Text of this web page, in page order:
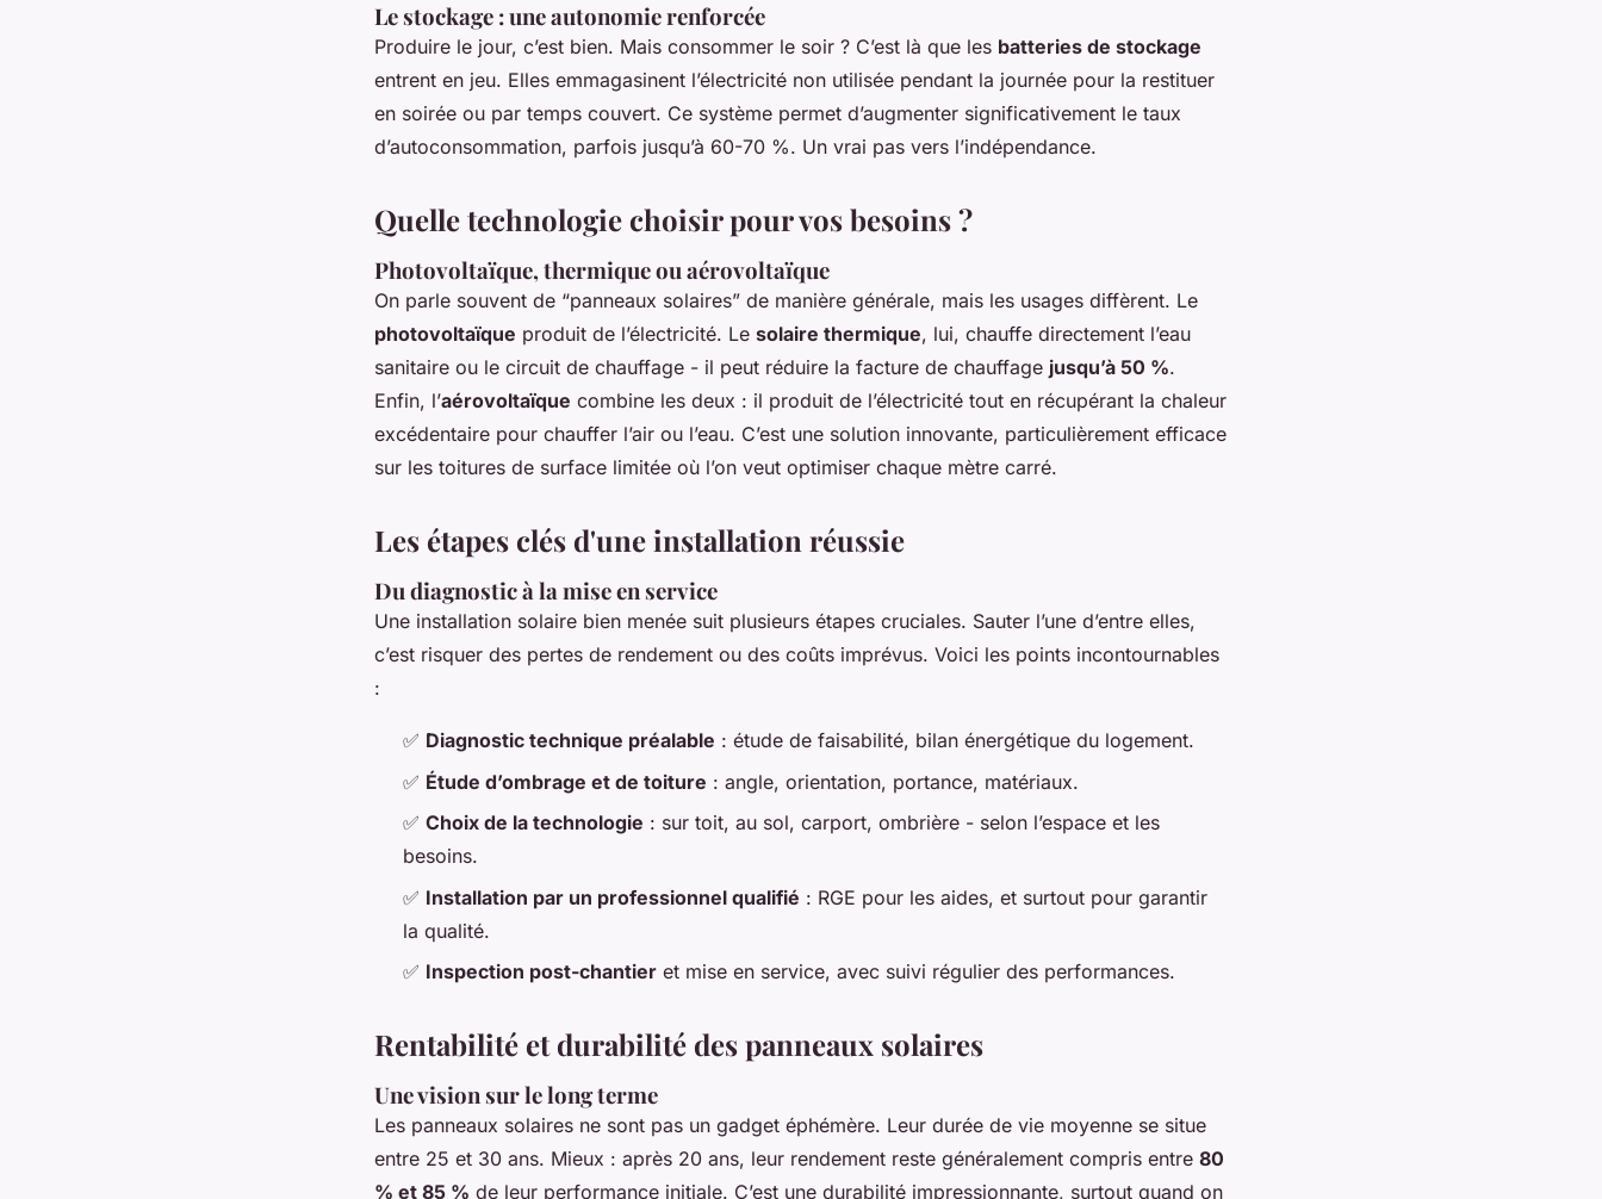
Le stockage : une autonomie renforcée
Produire le jour, c’est bien. Mais consommer le soir ? C’est là que les batteries de stockage
entrent en jeu. Elles emmagasinent l’électricité non utilisée pendant la journée pour la restituer
en soirée ou par temps couvert. Ce système permet d’augmenter significativement le taux
d’autoconsommation, parfois jusqu’à 60-70 %. Un vrai pas vers l’indépendance.
Quelle technologie choisir pour vos besoins ?
Photovoltaïque, thermique ou aérovoltaïque
On parle souvent de “panneaux solaires” de manière générale, mais les usages diffèrent. Le
photovoltaïque produit de l’électricité. Le solaire thermique, lui, chauffe directement l’eau
sanitaire ou le circuit de chauffage - il peut réduire la facture de chauffage jusqu’à 50 %.
Enfin, l’aérovoltaïque combine les deux : il produit de l’électricité tout en récupérant la chaleur
excédentaire pour chauffer l’air ou l’eau. C’est une solution innovante, particulièrement efficace
sur les toitures de surface limitée où l’on veut optimiser chaque mètre carré.
Les étapes clés d'une installation réussie
Du diagnostic à la mise en service
Une installation solaire bien menée suit plusieurs étapes cruciales. Sauter l’une d’entre elles,
c’est risquer des pertes de rendement ou des coûts imprévus. Voici les points incontournables
:
✅ Diagnostic technique préalable : étude de faisabilité, bilan énergétique du logement.
✅ Étude d’ombrage et de toiture : angle, orientation, portance, matériaux.
✅ Choix de la technologie : sur toit, au sol, carport, ombrière - selon l’espace et les
besoins.
✅ Installation par un professionnel qualifié : RGE pour les aides, et surtout pour garantir
la qualité.
✅ Inspection post-chantier et mise en service, avec suivi régulier des performances.
Rentabilité et durabilité des panneaux solaires
Une vision sur le long terme
Les panneaux solaires ne sont pas un gadget éphémère. Leur durée de vie moyenne se situe
entre 25 et 30 ans. Mieux : après 20 ans, leur rendement reste généralement compris entre 80
% et 85 % de leur performance initiale. C’est une durabilité impressionnante, surtout quand on